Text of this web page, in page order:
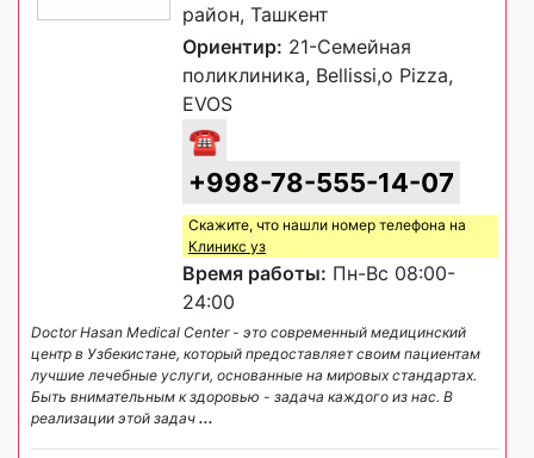
район, Ташкент
Ориентир: 21-Семейная
поликлиника, Bellissi,o Pizza,
EVOS
☎
+998-78-555-14-07
Скажите, что нашли номер телефона на
Клиникс уз
Время работы: Пн-Вс 08:00-
24:00
Doctor Hasan Medical Center - это современный медицинский
центр в Узбекистане, который предоставляет своим пациентам
лучшие лечебные услуги, основанные на мировых стандартах.
Быть внимательным к здоровью - задача каждого из нас. В
реализации этой задач ...